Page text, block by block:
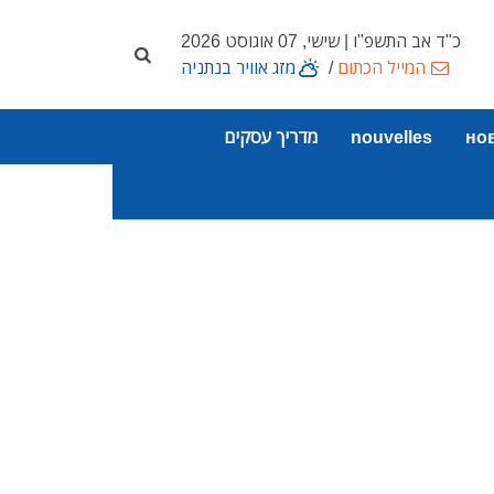
כ"ד אב התשפ"ו | שישי, 07 אוגוסט 2026
המייל הכתום/ מזג אוויר בנתניה
nouvelles מדריך עסקים